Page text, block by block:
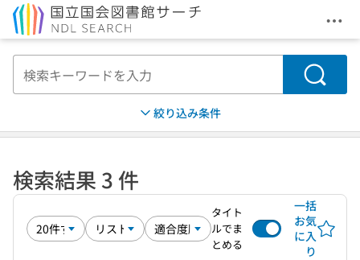
メ
検索
絞り込み条件
検索結果 3 件
タイト
ルでま
とめる
一括
お気
に入
り